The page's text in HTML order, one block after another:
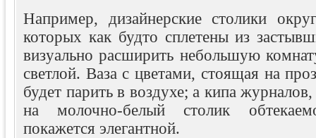
Например, дизайнерские столики
которых как будто сплетены из
визуально расширить небольшую
светлой. Ваза с цветами, стоящая на
будет парить в воздухе; а кипа
на молочно-белый столик
покажется элегантной.